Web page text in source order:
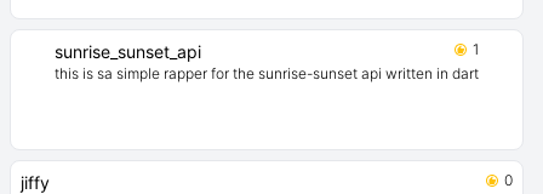
sunrise_sunset_api
1
this is sa simple rapper for the sunrise-sunset api written in dart
jiffy
0